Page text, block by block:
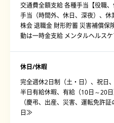
交通費全額支給 各種手当【役職
手当（時間外、休日、深夜）、
株会 退職金 財形貯蓄 災害補償保
動は一時金支給 メンタルヘルス
休日/休暇
完全週休2日制（土・日）、祝日
半日有給休暇、有給（10日～20
（慶弔、出産、災害、運転免許
日≫